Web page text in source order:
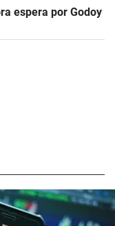
espera por Godoy